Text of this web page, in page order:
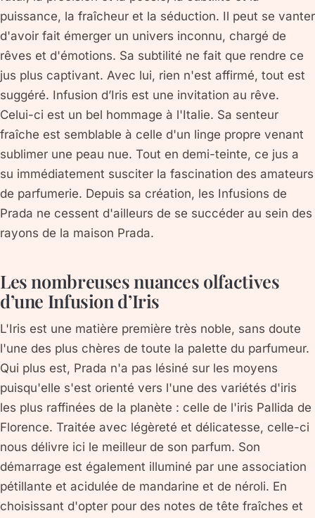
puissance, la fraîcheur et la séduction. Il peut se vanter
d'avoir fait émerger un univers inconnu, chargé de
rêves et d'émotions. Sa subtilité ne fait que rendre ce
jus plus captivant. Avec lui, rien n'est affirmé, tout est
suggéré. Infusion d’Iris est une invitation au rêve.
Celui-ci est un bel hommage à l'Italie. Sa senteur
fraîche est semblable à celle d'un linge propre venant
sublimer une peau nue. Tout en demi-teinte, ce jus a
su immédiatement susciter la fascination des amateurs
de parfumerie. Depuis sa création, les Infusions de
Prada ne cessent d'ailleurs de se succéder au sein des
rayons de la maison Prada.
Les nombreuses nuances olfactives
d’une Infusion d’Iris
L'Iris est une matière première très noble, sans doute
l'une des plus chères de toute la palette du parfumeur.
Qui plus est, Prada n'a pas lésiné sur les moyens
puisqu'elle s'est orienté vers l'une des variétés d'iris
les plus raffinées de la planète : celle de l'iris Pallida de
Florence. Traitée avec légèreté et délicatesse, celle-ci
nous délivre ici le meilleur de son parfum. Son
démarrage est également illuminé par une association
pétillante et acidulée de mandarine et de néroli. En
choisissant d'opter pour des notes de tête fraîches et